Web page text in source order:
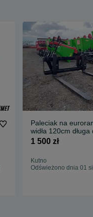
Paleciak na
widła 120cm długa
ładowacza
1 500 zł
Kutno
Odświeżono dnia 01